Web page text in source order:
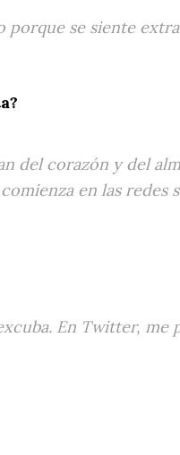
porque se siente
del corazón y del
en las redes
En Twitter,